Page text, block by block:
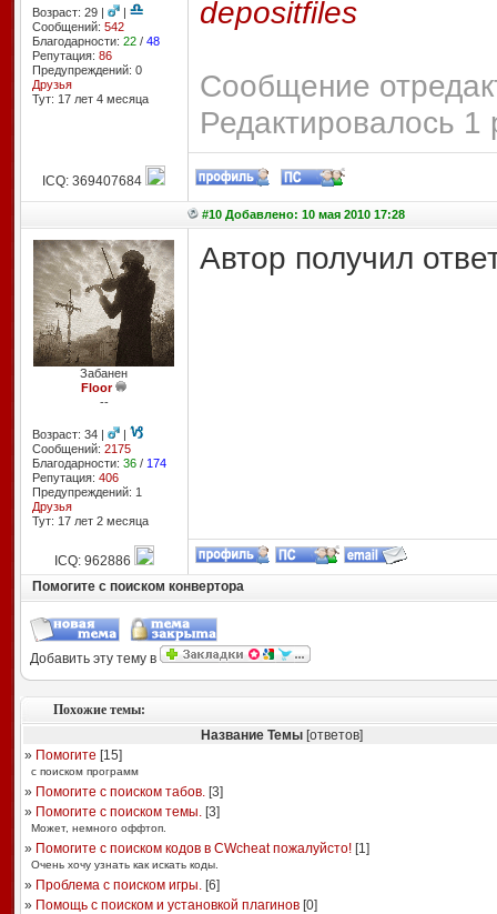
Возраст: 29 |
|
Сообщений: 542
Благодарности: 22/ 48
Репутация: 86
Предупреждений: 0
Друзья
Тут: 17 лет 4 месяцa
depositfiles
Сообщение
Редактировалось 1
ICQ: 369407684
#10 Добавлено: 10 мая 2010 17:28
Забанен
Floor
--
Возраст: 34 |
|
Сообщений: 2175
Благодарности: 36/ 174
Репутация: 406
Предупреждений: 1
Друзья
Тут: 17 лет 2 месяцa
Автор получил
ICQ: 962886
Помогите с поиском конвертора
Добавить эту тему в
Похожие темы:
Название Темы [ответов]
» Помогите [15]
с поиском программ
» Помогите с поиском табов.[3]
» Помогите с поиском темы.[3]
Может, немного оффтоп.
» Помогите с поиском кодов в CWcheat пожалуйсто![1]
Очень хочу узнать как искать коды.
» Проблема с поиском игры.[6]
» Помощь с поиском и установкой плагинов[0]